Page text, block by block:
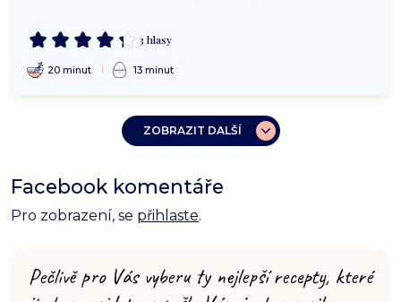
3 hlasy
20 minut 13 minut
ZOBRAZIT DALŠÍ
Facebook komentáře
Pro zobrazení, se přihlaste.
Pečlivě pro Vás vyberu ty nejlepší recepty, které